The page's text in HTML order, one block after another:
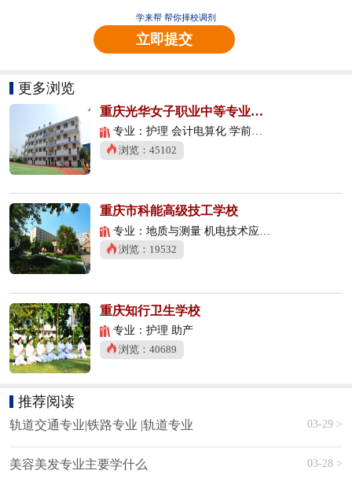
学来帮 帮你择校调剂
立即提交
更多浏览
重庆光华女子职业中等专业学校
专业：护理 会计电算化 学前教育
浏览：45102
重庆市科能高级技工学校
专业：地质与测量 机电技术应用 数控技术应用
浏览：19532
重庆知行卫生学校
专业：护理 助产
浏览：40689
推荐阅读
轨道交通专业|铁路专业 |轨道专业 03-29 >
美容美发专业主要学什么 03-28 >